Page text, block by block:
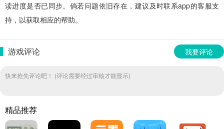
读进度是否已同步。倘若问题依旧存在，建议及时联系app的客服支
持，以获取相应的帮助。
游戏评论 我要评论
快来抢先评论吧！ (评论需要经过审核才能显示)
精品推荐